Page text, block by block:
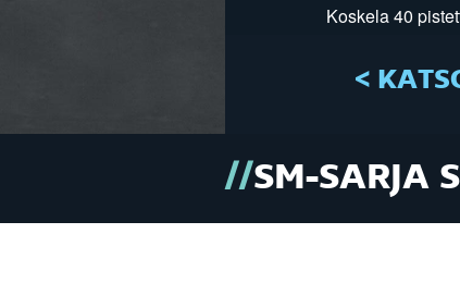
Koskela 40
<
SM-SARJA